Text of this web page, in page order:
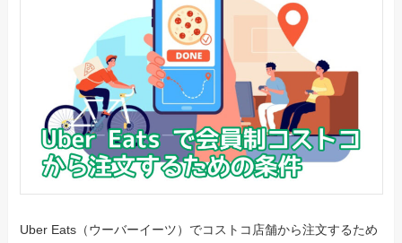
Uber Eats（ウーバーイーツ）でコストコ店舗から注文するため